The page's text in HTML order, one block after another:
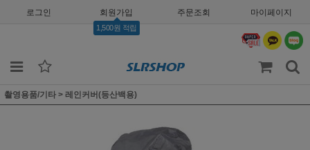
로그인 회원가입
1,500원 적립
주문조회 마이페이지
촬영용품/기타 > 레인커버(등산백용)